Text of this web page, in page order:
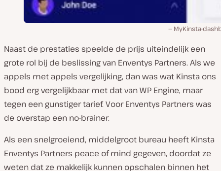
MyKinsta-
Naast de prestaties speelde de prijs uiteindelijk een
grote rol bij de beslissing van Enventys Partners. Als we
appels met appels vergelijking, dan was wat Kinsta ons
bood erg vergelijkbaar met dat van WP Engine, maar
tegen een gunstiger tarief. Voor Enventys Partners was
de overstap een no-brainer.
Als een snelgroeiend, middelgroot bureau heeft Kinsta
Enventys Partners peace of mind gegeven, doordat ze
weten dat ze makkelijk kunnen opschalen binnen het